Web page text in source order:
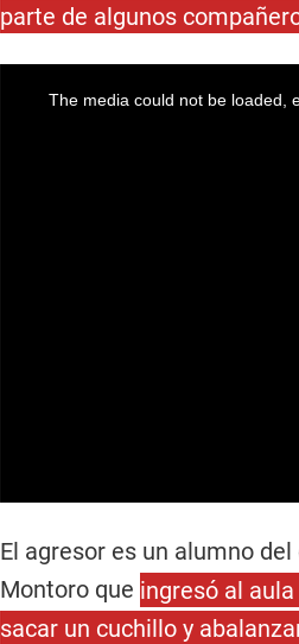
parte de algunos
El agresor es un alumno
Montoro que ingresó al
sacar un cuchillo y